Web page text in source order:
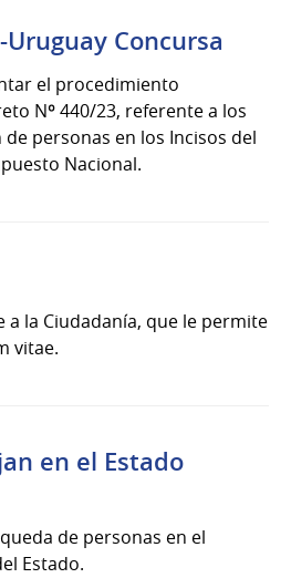
Concursa
el procedimiento
Nº 440/23, referente a los
personas en los Incisos del
Nacional.
a la Ciudadanía, que le permite
vitae.
en el Estado
de personas en el
Estado.